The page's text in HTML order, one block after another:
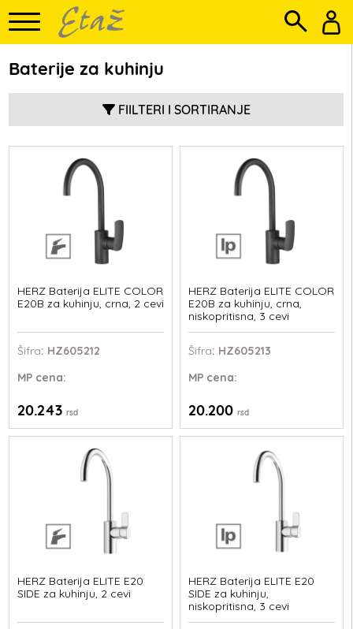
Baterije za kuhinju
FIILTERI I SORTIRANJE
HERZ Baterija ELITE COLOR
E20B za kuhinju, crna, 2 cevi
Šifra: HZ605212
MP cena:
20.243rsd
HERZ Baterija ELITE COLOR
E20B za kuhinju, crna,
niskopritisna, 3 cevi
Šifra: HZ605213
MPcena:
20.200 rsd
HERZ Baterija ELITE E20
SIDE za kuhinju, 2 cevi
HERZ Baterija ELITE E20
SIDE za kuhinju,
niskopritisna, 3 cevi